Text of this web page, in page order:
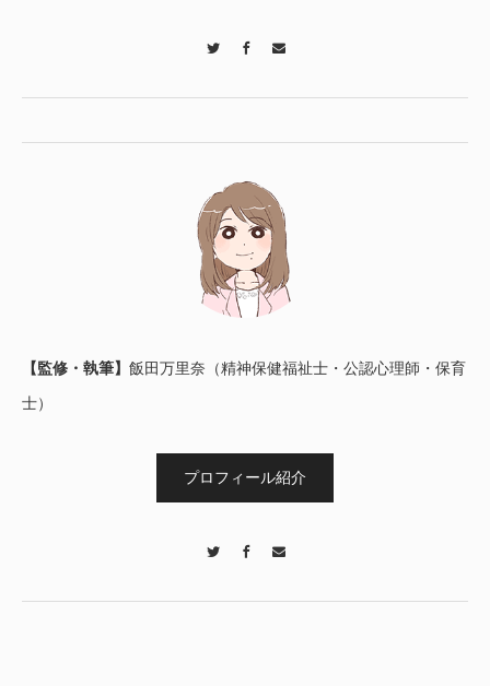
【監修・執筆】 飯田万里奈（精神保健福祉士・公認心理師・保育
士）
プロフィール紹介